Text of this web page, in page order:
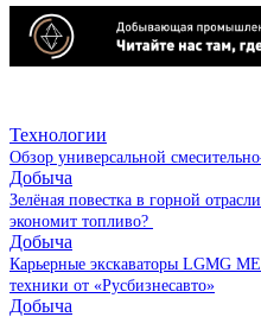
Технологии
Обзор универсальной
Добыча
Зелёная повестка в горной
экономит топливо?
Добыча
Карьерные экскаваторы LGMG
техники от «Русбизнесавто»
Добыча